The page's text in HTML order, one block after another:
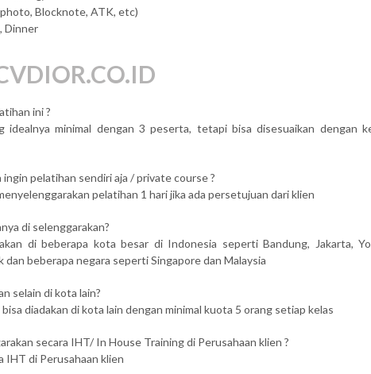
Blocknote, ATK, etc)
Dinner
ini ?
idealnya minimal dengan 3 peserta, tetapi bisa disesuaikan dengan
ingin pelatihan sendiri aja / private course ?
pelatihan 1 hari jika ada persetujuan dari klien
di selenggarakan?
di beberapa kota besar di Indonesia seperti Bandung, Jakarta,
dan beberapa negara seperti Singapore dan Malaysia
selain di kota lain?
diadakan di kota lain dengan minimal kuota 5 orang setiap kelas
secara IHT/ In House Training di Perusahaan klien ?
IHT di Perusahaan klien